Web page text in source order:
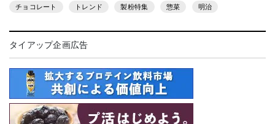
チョコレート トレンド 製粉特集 惣菜 明治
タイアップ企画広告